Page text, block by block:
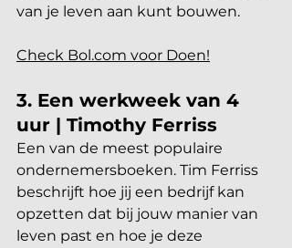
van je leven aan kunt bouwen.
Check Bol.com voor Doen!
3. Een werkweek van 4
uur | Timothy Ferriss
Een van de meest populaire
ondernemersboeken. Tim Ferriss
beschrijft hoe jij een bedrijf kan
opzetten dat bij jouw manier van
leven past en hoe je deze